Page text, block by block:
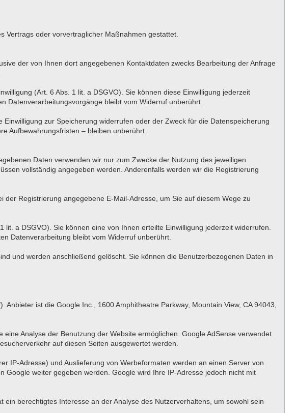
Vertrags oder vorvertraglicher Maßnahmen gestattet.
der von Ihnen dort angegebenen Kontaktdaten zwecks Bearbeitung der Anfrage
(Art. 6 Abs. 1 lit. a DSGVO). Sie können diese Einwilligung jederzeit
Datenverarbeitungsvorgänge bleibt vom Widerruf unberührt.
zur Speicherung widerrufen oder der Zweck für die Datenspeicherung
Aufbewahrungsfristen – bleiben unberührt.
Daten verwenden wir nur zum Zwecke der Nutzung des jeweiligen
vollständig angegeben werden. Anderenfalls werden wir die Registrierung
Registrierung angegebene E-Mail-Adresse, um Sie auf diesem Wege zu
a DSGVO). Sie können eine von Ihnen erteilte Einwilligung jederzeit widerrufen.
Datenverarbeitung bleibt vom Widerruf unberührt.
und werden anschließend gelöscht. Sie können die Benutzerbezogenen Daten in
ist die Google Inc., 1600 Amphitheatre Parkway, Mountain View, CA 94043,
Analyse der Benutzung der Website ermöglichen. Google AdSense verwendet
auf diesen Seiten ausgewertet werden.
IP-Adresse) und Auslieferung von Werbeformaten werden an einen Server von
weiter gegeben werden. Google wird Ihre IP-Adresse jedoch nicht mit
berechtigtes Interesse an der Analyse des Nutzerverhaltens, um sowohl sein